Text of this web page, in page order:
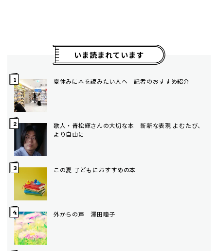
いま読まれています
夏休みに本を読みたい人へ 記者のおすすめ紹介
歌人・青松輝さんの大切な本 斬新な表現 よむたび、
より自由に
この夏 子どもにおすすめの本
外からの声 澤田瞳子